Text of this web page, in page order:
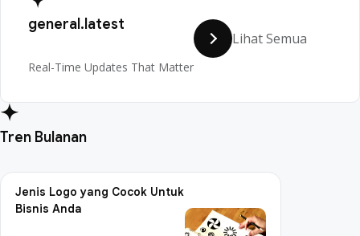
general.latest
Real-Time Updates That Matter
Lihat Semua
Tren Bulanan
Jenis Logo yang Cocok Untuk
Bisnis Anda